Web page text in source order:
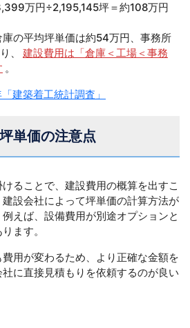
万円÷2,195,145坪＝約108万円
の平均坪単価は約54万円、事務所
、
建設費用は「倉庫＜工場＜事務
。
建築着工統計調査」
単価の注意点
ることで、建設費用の概算を出すこ
設会社によって坪単価の計算方法が
えば、設備費用が別途オプションと
ます。
用が変わるため、より正確な金額を
に直接見積もりを依頼するのが良い